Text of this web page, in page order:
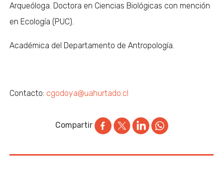
Arqueóloga. Doctora en Ciencias Biológicas con mención
en Ecología (PUC).
Académica del Departamento de Antropología.
Contacto: cgodoya@uahurtado.cl
Compartir